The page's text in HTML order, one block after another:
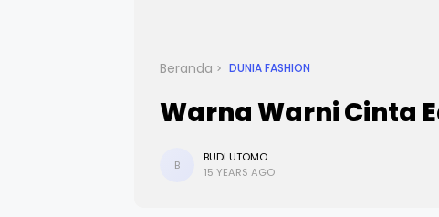
Beranda DUNIA FASHION
Warna Warni Cinta
B
BUDI UTOMO
15 YEARS AGO